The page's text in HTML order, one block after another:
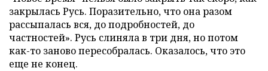
закрылась Русь. Поразительно, что она разом
рассыпалась вся, до подробностей, до
частностей». Русь слиняла в три дня, но потом
как-то заново пересобралась. Оказалось, что это
еще не конец.